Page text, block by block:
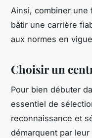
Ainsi, combiner une
bâtir une carrière
aux normes en
Choisir un
Pour bien débuter
essentiel de
reconnaissance et
démarquent par